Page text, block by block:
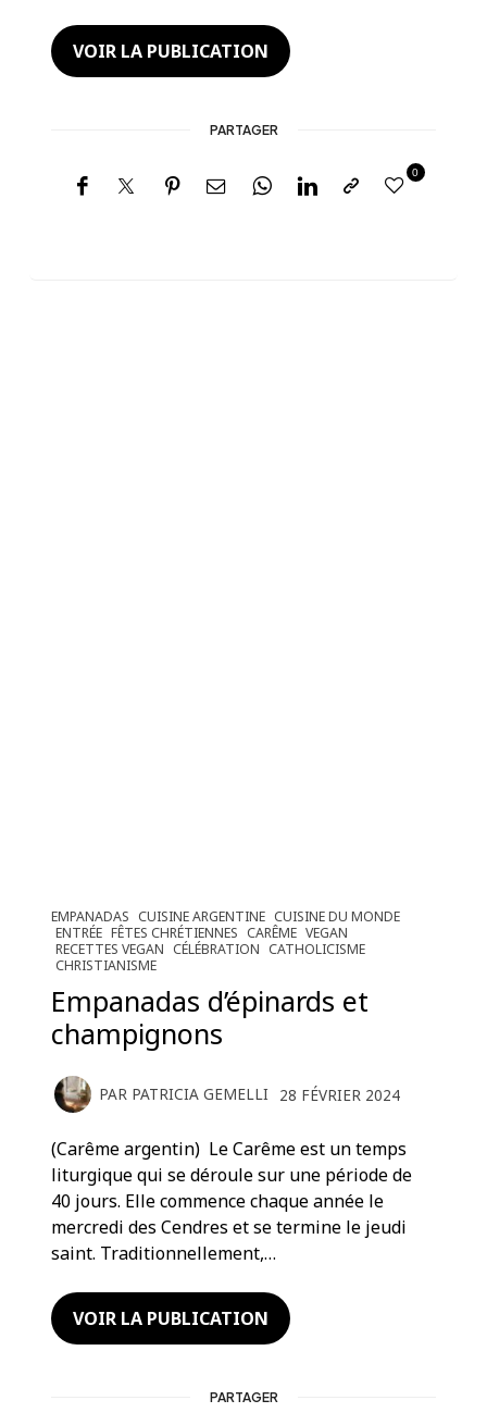
VOIR LA PUBLICATION
PARTAGER
0
EMPANADAS CUISINE ARGENTINE CUISINE DU MONDE
ENTRÉE FÊTES CHRÉTIENNES CARÊME VEGAN
RECETTES VEGAN CÉLÉBRATION CATHOLICISME
CHRISTIANISME
Empanadas d’épinards et
champignons
PAR PATRICIA GEMELLI 28 FÉVRIER 2024
(Carême argentin) Le Carême est un temps
liturgique qui se déroule sur une période de
40 jours. Elle commence chaque année le
mercredi des Cendres et se termine le jeudi
saint. Traditionnellement,…
VOIR LA PUBLICATION
PARTAGER